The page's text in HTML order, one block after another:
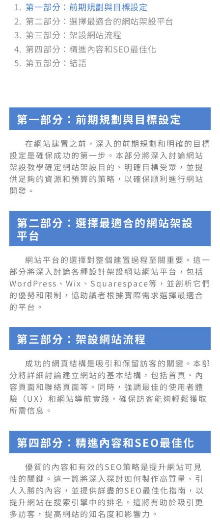
第一部分：前期規劃與目標設定
第二部分：選擇最適合的網站架設平台
第三部分：架設網站流程
第四部分：精進內容和SEO最佳化
第五部分：結語
第一部分：前期規劃與目標設定
在網站建置之前，深入的前期規劃和明確的目標
設定是確保成功的第一步。本部分將深入討論網站
架設教學確定網站架設目的、明確目標受眾，並提
供足夠的資源和預算的策略，以確保順利進行網站
開發。
第二部分：選擇最適合的網站架設
平台
網站平台的選擇對整個建置過程至關重要。這一
部分將深入討論各種設計架設網站網站平台，包括
WordPress、Wix、Squarespace等，並剖析它們
的優勢和限制，協助讀者根據實際需求選擇最適合
的平台。
第三部分：架設網站流程
成功的網頁結構是吸引和保留訪客的關鍵。本部
分將詳細討論建立網站的基本結構，包括首頁、內
容頁面和聯絡頁面等。同時，強調最佳的使用者體
驗（UX）和網站導航實踐，確保訪客能夠輕鬆獲取
所需信息。
第四部分：精進內容和SEO最佳化
優質的內容和有效的SEO策略是提升網站可見
性的關鍵。這一篇將深入探討如何製作高質量、引
人入勝的內容，並提供詳盡的SEO最佳化指南，以
提升網站在搜索引擎中的排名。這將有助於吸引更
多訪客，提高網站的知名度和影響力。